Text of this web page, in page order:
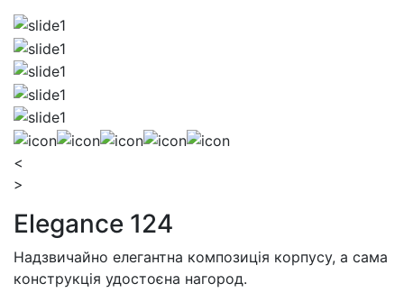
<
>
Elegance 124
Надзвичайно елегантна композиція корпусу, a сама
конструкція удостоєна нагород.